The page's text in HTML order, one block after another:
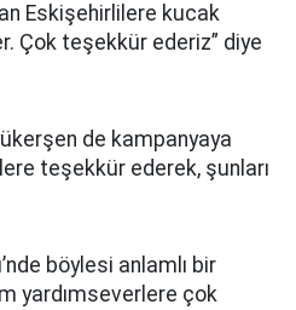
Eskişehirlilere kucak
Çok teşekkür ederiz” diye
de kampanyaya
teşekkür ederek, şunları
böylesi anlamlı bir
yardımseverlere çok